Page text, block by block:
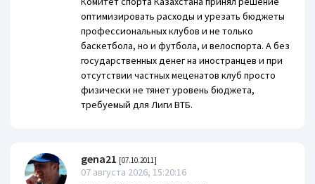
оптимизировать расходы и урезать бюджеты
профессиональных клубов и не только
баскетбола, но и футбола, и велоспорта. А без
государственных денег на иностранцев и при
отсутствии частных меценатов клуб просто
физически не тянет уровень бюджета,
требуемый для Лиги ВТБ.
gena21 [07.10.2011]
07 августа 2026, 15:20:16